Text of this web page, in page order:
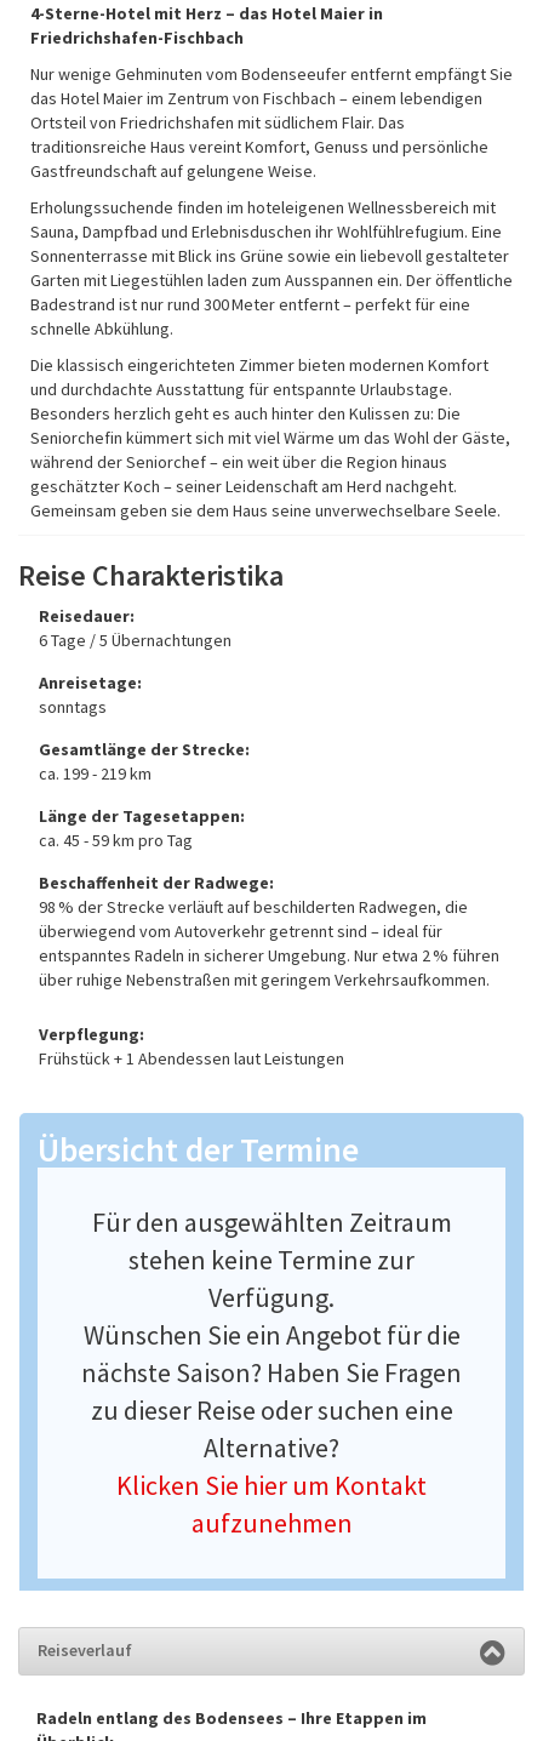
4-Sterne-Hotel mit Herz – das Hotel Maier in
Friedrichshafen-Fischbach
Nur wenige Gehminuten vom Bodenseeufer entfernt empfängt Sie
das Hotel Maier im Zentrum von Fischbach – einem lebendigen
Ortsteil von Friedrichshafen mit südlichem Flair. Das
traditionsreiche Haus vereint Komfort, Genuss und persönliche
Gastfreundschaft auf gelungene Weise.
Erholungssuchende finden im hoteleigenen Wellnessbereich mit
Sauna, Dampfbad und Erlebnisduschen ihr Wohlfühlrefugium. Eine
Sonnenterrasse mit Blick ins Grüne sowie ein liebevoll gestalteter
Garten mit Liegestühlen laden zum Ausspannen ein. Der öffentliche
Badestrand ist nur rund 300 Meter entfernt – perfekt für eine
schnelle Abkühlung.
Die klassisch eingerichteten Zimmer bieten modernen Komfort
und durchdachte Ausstattung für entspannte Urlaubstage.
Besonders herzlich geht es auch hinter den Kulissen zu: Die
Seniorchefin kümmert sich mit viel Wärme um das Wohl der Gäste,
während der Seniorchef – ein weit über die Region hinaus
geschätzter Koch – seiner Leidenschaft am Herd nachgeht.
Gemeinsam geben sie dem Haus seine unverwechselbare Seele.
Reise Charakteristika
Reisedauer:
6 Tage / 5 Übernachtungen
Anreisetage:
sonntags
Gesamtlänge der Strecke:
ca. 199 - 219 km
Länge der Tagesetappen:
ca. 45 - 59 km pro Tag
Beschaffenheit der Radwege:
98 % der Strecke verläuft auf beschilderten Radwegen, die
überwiegend vom Autoverkehr getrennt sind – ideal für
entspanntes Radeln in sicherer Umgebung. Nur etwa 2 % führen
über ruhige Nebenstraßen mit geringem Verkehrsaufkommen.
Verpflegung:
Frühstück + 1 Abendessen laut Leistungen
Übersicht der Termine
Für den ausgewählten Zeitraum
stehen keine Termine zur
Verfügung.
Wünschen Sie ein Angebot für die
nächste Saison? Haben Sie Fragen
zu dieser Reise oder suchen eine
Alternative?
Klicken Sie hier um Kontakt
aufzunehmen
Reiseverlauf
Radeln entlang des Bodensees – Ihre Etappen im